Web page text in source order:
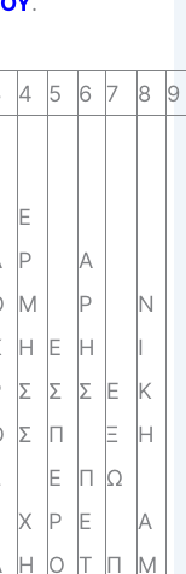
4 5 6 7 8 9
E
Ρ
Μ
Η
Σ
Σ
Χ
Η
Ε
Σ
Π
Ε
Ρ
Ο
Α
Ρ
Η
Σ
Π
Ε
Τ
Ε
Ξ
Ω
Π
Ν
Ι
Κ
Η
Α
Μ